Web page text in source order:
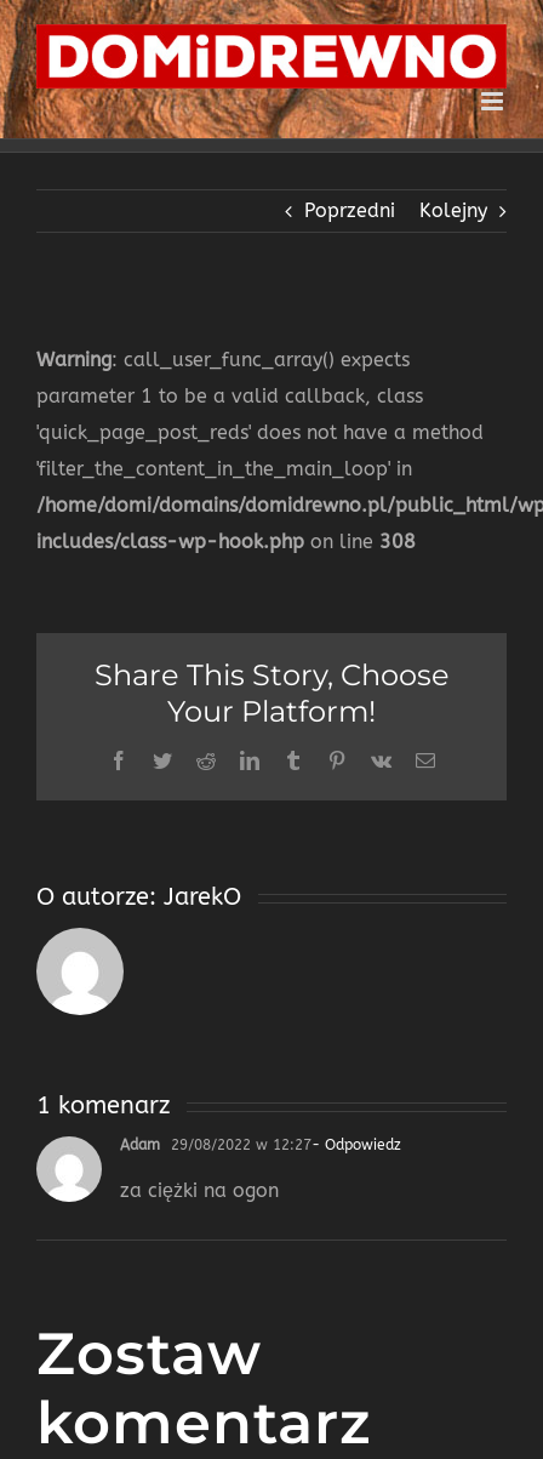
Przejdź
do
zawartości
Poprzedni Kolejny
Warning: call_user_func_array() expects
parameter 1 to be a valid callback, class
'quick_page_post_reds' does not have a method
'filter_the_content_in_the_main_loop' in
/home/domi/domains/domidrewno.pl/public_html/
includes/class-wp-hook.php on line 308
Share This Story, Choose
Your Platform!
Facebook
TwitterRedditLinkedInTumblrPinterest
Vk Email
O autorze: JarekO
1 komenarz
Adam 29/08/2022 w 12:27- Odpowiedz
za ciężki na ogon
Zostaw
komentarz